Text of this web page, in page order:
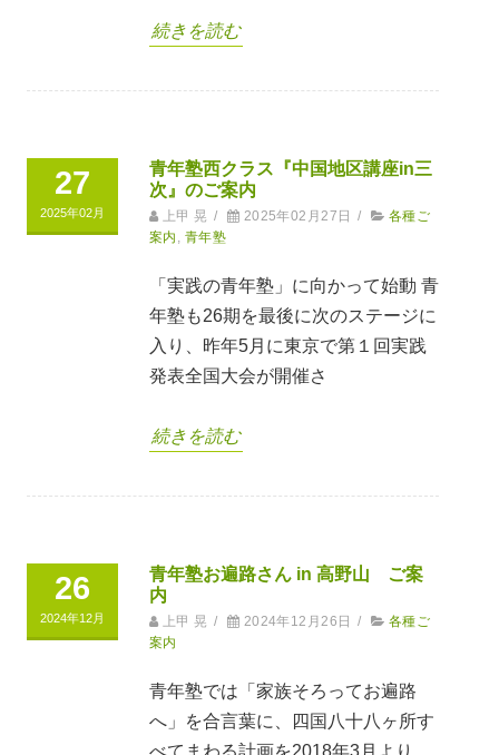
続きを読む
27
2025年02月
青年塾西クラス『中国地区講座in三
次』のご案内
上甲 晃 / 2025年02月27日 /
各種ご
案内
青年塾
「実践の青年塾」に向かって始動 青
年塾も26期を最後に次のステージに
入り、昨年5月に東京で第１回実践
発表全国大会が開催さ
続きを読む
26
2024年12月
青年塾お遍路さん in 高野山 ご案
内
上甲 晃 / 2024年12月26日 /
各種ご
案内
青年塾では「家族そろってお遍路
へ」を合言葉に、四国八十八ヶ所す